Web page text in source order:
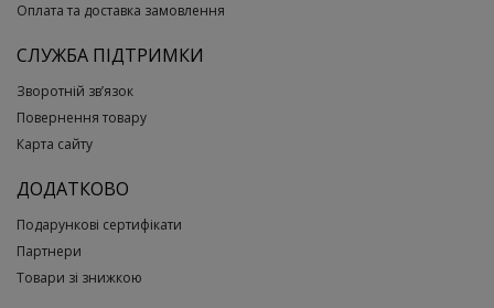
Оплата та доставка замовлення
СЛУЖБА ПІДТРИМКИ
Зворотній зв’язок
Повернення товару
Карта сайту
ДОДАТКОВО
Подарункові сертифікати
Партнери
Товари зі знижкою